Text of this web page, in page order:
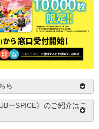
ら
ーSPICE》のご紹介はこ